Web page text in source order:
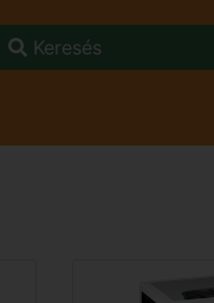
Keresés